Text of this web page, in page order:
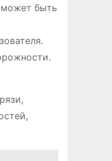
быть